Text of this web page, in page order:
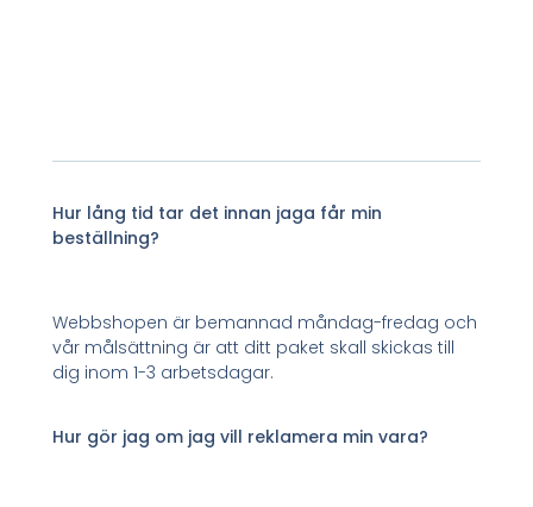
Hur lång tid tar det innan jaga får min
beställning?
Webbshopen är bemannad måndag-fredag och
vår målsättning är att ditt paket skall skickas till
dig inom 1-3 arbetsdagar.
Hur gör jag om jag vill reklamera min vara?